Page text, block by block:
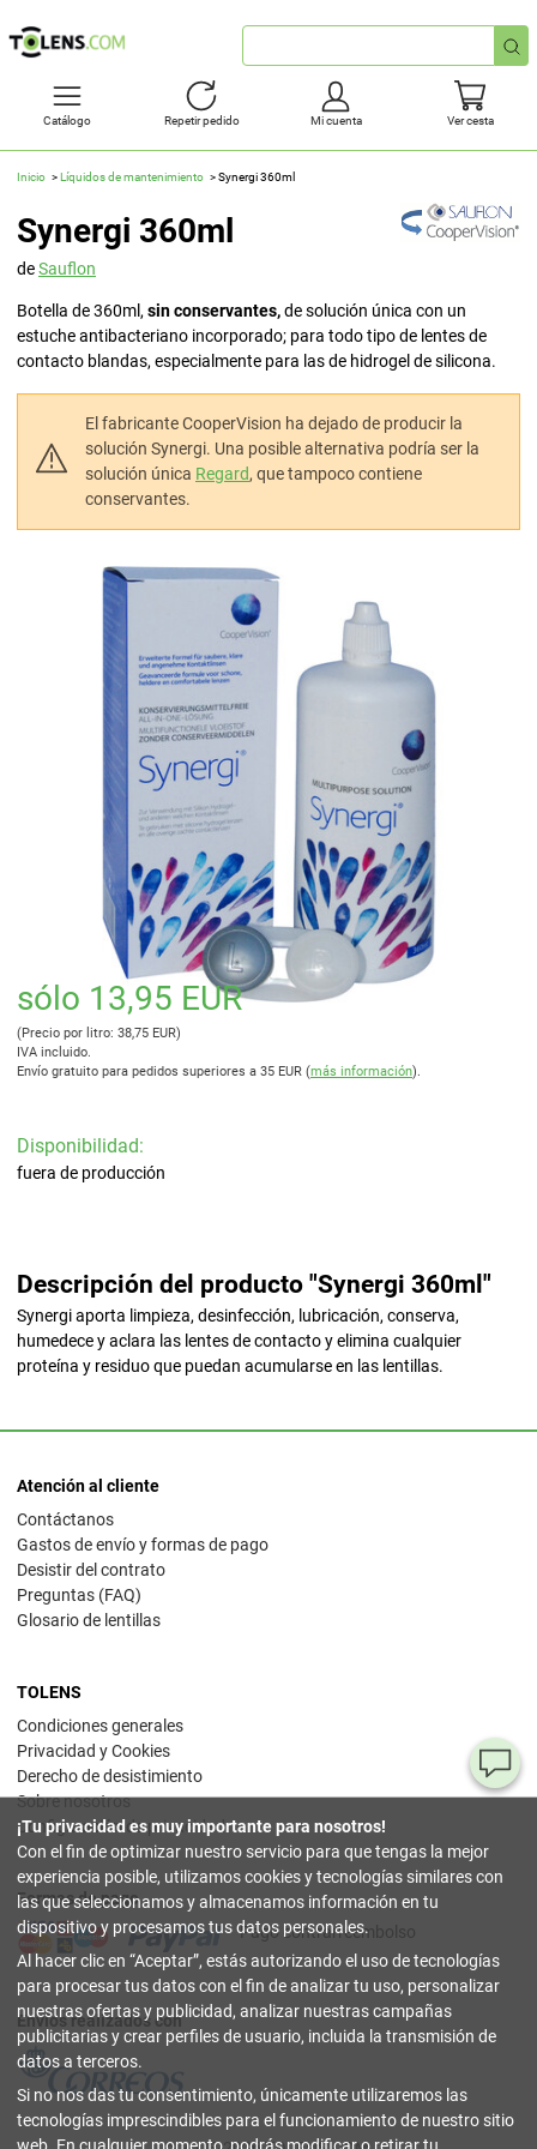
Búsqueda
rápida
Catálogo Repetir pedido Mi cuenta Ver cesta
Inicio Líquidos de mantenimiento Synergi 360ml
Synergi 360ml
deSauflon
Botella de 360ml, sin conservantes,de solución única con un
estuche antibacteriano incorporado; para todo tipo de lentes de
contacto blandas, especialmente para las de hidrogel de silicona.
El fabricante CooperVision ha dejado de producir la
solución Synergi. Una posible alternativa podría ser la
solución única Regard, que tampoco contiene
conservantes.
sólo 13,95 EUR
(Precio por litro: 38,75 EUR)
IVA incluido.
Envío gratuito para pedidos superiores a 35 EUR (más información).
Disponibilidad:
fuera de producción
Descripción del producto "Synergi 360ml"
Synergi aporta limpieza, desinfección, lubricación, conserva,
humedece y aclara las lentes de contacto y elimina cualquier
proteína y residuo que puedan acumularse en las lentillas.
Atención al cliente
Contáctanos
Gastos de envío y formas de pago
Desistir del contrato
Preguntas (FAQ)
Glosario de lentillas
TOLENS
Condiciones generales
Privacidad y Cookies
Derecho de desistimiento
Sobre nosotros
Configuración de privacidad
Formas de pago
Pago contrarreembolso
Envíos realizados con
¡Tu privacidad es muy importante para nosotros!
Con el fin de optimizar nuestro servicio para que tengas la mejor
experiencia posible, utilizamos cookies y tecnologías similares con
las que seleccionamos y almacenamos información en tu
dispositivo y procesamos tus datos personales.
Al hacer clic en Aceptar , estás autorizando el uso de tecnologías
para procesar tus datos con el fin de analizar tu uso, personalizar
nuestras ofertas y publicidad, analizar nuestras campañas
publicitarias y crear perfiles de usuario, incluida la transmisión de
datos a terceros.
Si no nos das tu consentimiento, únicamente utilizaremos las
tecnologías imprescindibles para el funcionamiento de nuestro sitio